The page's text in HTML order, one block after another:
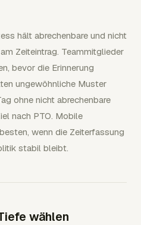
hält abrechenbare und nicht
Zeiteintrag. Teammitglieder
bevor die Erinnerung
ungewöhnliche Muster
ohne nicht abrechenbare
nach PTO. Mobile
wenn die Zeiterfassung
stabil bleibt.
wählen